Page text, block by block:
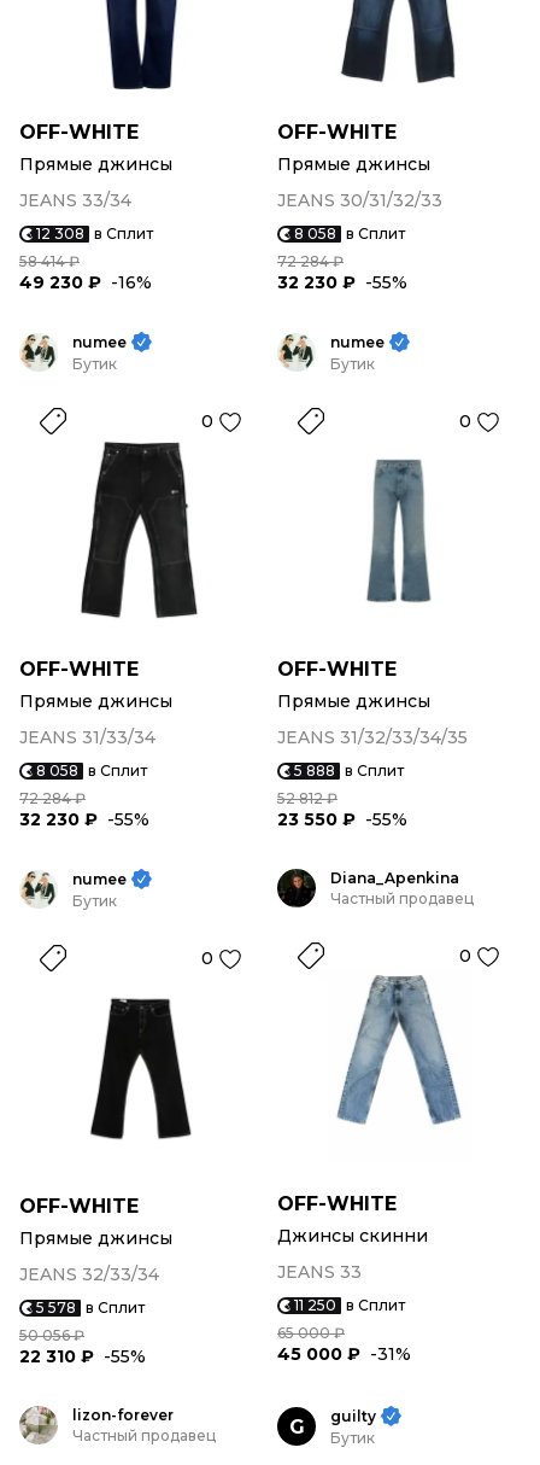
OFF-WHITE
Прямые джинсы
JEANS 33/34
12 308 в Сплит
58 414 ₽
49 230 ₽ -16%
OFF-WHITE
Прямые джинсы
JEANS 30/31/32/33
8 058 в Сплит
72 284 ₽
32 230 ₽ -55%
numee
Бутик
0
OFF-WHITE
Прямые джинсы
JEANS 31/33/34
8 058 в Сплит
72 284 ₽
32 230 ₽ -55%
numee
Бутик
0
OFF-WHITE
Прямые джинсы
JEANS 31/32/33/34/35
5 888 в Сплит
52 812 ₽
23 550 ₽ -55%
numee
Бутик
0
OFF-WHITE
Прямые джинсы
JEANS 32/33/34
5 578 в Сплит
50 056 ₽
22 310 ₽ -55%
Diana_Apenkina
Частный продавец
0
OFF-WHITE
Джинсы скинни
JEANS 33
11 250 в Сплит
65 000 ₽
45 000 ₽ -31%
lizon-forever
Частный продавец
G
guilty
Бутик